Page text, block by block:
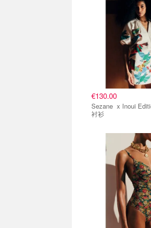
€130.00
Sezane x Inoui Editions 联名刺绣
衬衫